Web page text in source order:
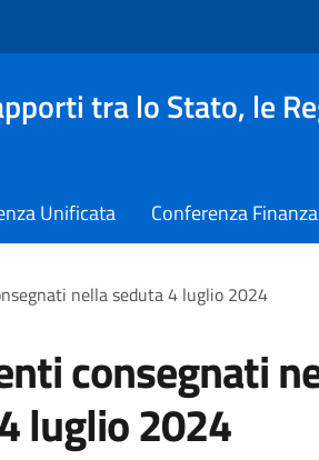
tra lo Stato, le
Unificata Conferenza
nella seduta 4 luglio 2024
consegnati
luglio 2024